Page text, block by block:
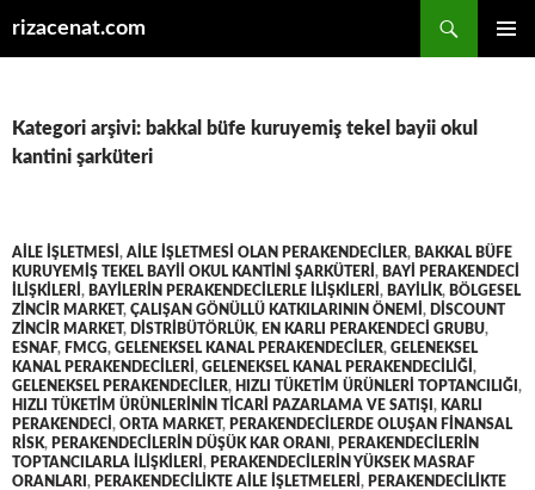
rizacenat.com
Kategori arşivi: bakkal büfe kuruyemiş tekel bayii okul
kantini şarküteri
AILE IŞLETMESI , AILE IŞLETMESI OLAN PERAKENDECILER, BAKKAL BÜFE
KURUYEMIŞ TEKEL BAYII OKUL KANTINI ŞARKÜTERI , BAYI PERAKENDECI
ILIŞKILERI , BAYILERIN PERAKENDECILERLE ILIŞKILERI , BAYILIK, BÖLGESEL
ZINCIR MARKET, ÇALIŞAN GÖNÜLLÜ KATKILARININ ÖNEMI , DISCOUNT
ZINCIR MARKET, DISTRIBÜTÖRLÜK, EN KARLI PERAKENDECI GRUBU,
ESNAF, FMCG, GELENEKSEL KANAL PERAKENDECILER, GELENEKSEL
KANAL PERAKENDECILERI , GELENEKSEL KANAL PERAKENDECILIĞI ,
GELENEKSEL PERAKENDECILER, HIZLI TÜKETIM ÜRÜNLERI TOPTANCILIĞI ,
HIZLI TÜKETIM ÜRÜNLERININ TICARI PAZARLAMA VE SATIŞI , KARLI
PERAKENDECI , ORTA MARKET, PERAKENDECILERDE OLUŞAN FINANSAL
RISK, PERAKENDECILERIN DÜŞÜK KAR ORANI , PERAKENDECILERIN
TOPTANCILARLA ILIŞKILERI , PERAKENDECILERIN YÜKSEK MASRAF
ORANLARI , PERAKENDECILIKTE AILE IŞLETMELERI , PERAKENDECILIKTE